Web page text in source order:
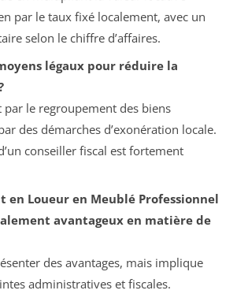
par le taux fixé localement, avec un
selon le chiffre d’affaires.
légaux pour réduire la
le regroupement des biens
des démarches d’exonération locale.
conseiller fiscal est fortement
en Loueur en Meublé Professionnel
avantageux en matière de
des avantages, mais implique
administratives et fiscales.